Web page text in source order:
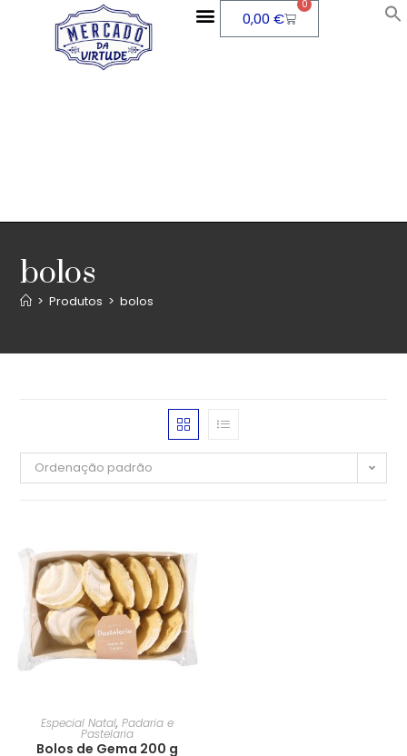
0,00€
0
bolos
> Produtos > bolos
Ordenação padrão
Especial Natal,Padaria e
Pastelaria
Bolos de Gema 200 g